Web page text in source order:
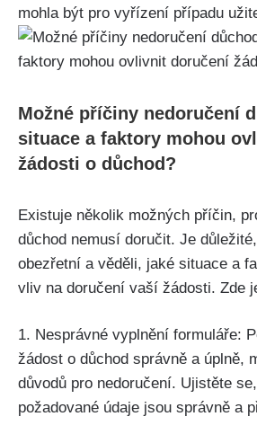
mohla být pro vyřízení případu
Možné příčiny nedoručení
situace a faktory mohou
žádosti o důchod?
Existuje několik možných příčin,
důchod nemusí doručit. Je
obezřetní a věděli, jaké situace a
vliv na doručení vaší žádosti. Zde
1. Nesprávné vyplnění formuláře:
žádost o důchod správně a úplně,
důvodů pro nedoručení. Ujistěte
požadované údaje jsou správně a